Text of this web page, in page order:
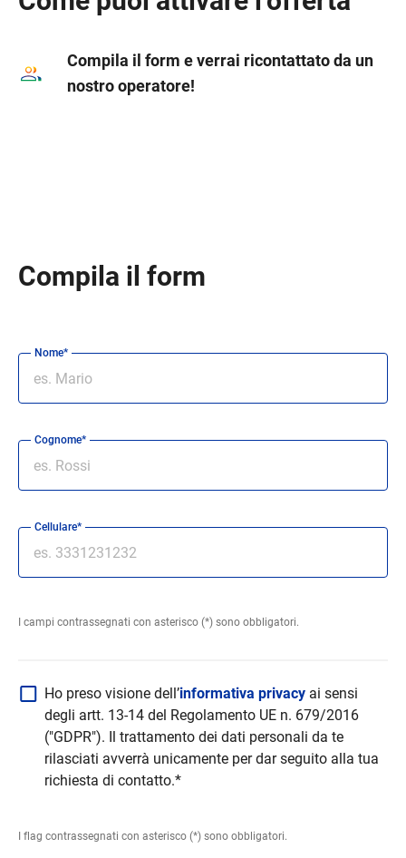
Compila il form e verrai ricontattato da un
nostro operatore!
Compila il form
Nome*
Cognome*
Cellulare*
I campi contrassegnati con asterisco (*) sono obbligatori.
Ho preso visione dell’informativa privacy ai sensi
degli artt. 13-14 del Regolamento UE n. 679/2016
("GDPR"). Il trattamento dei dati personali da te
rilasciati avverrà unicamente per dar seguito alla tua
richiesta di contatto.*
I flag contrassegnati con asterisco (*) sono obbligatori.